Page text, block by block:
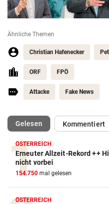
Ähnliche Themen
Christian Hafenecker
ORF FPÖ
Attacke Fake News
Gelesen(ausgewählt)Kommentiert
ÖSTERREICH
Erneuter Allzeit-Rekord ++
nicht vorbei
154.750 mal gelesen
ÖSTERREICH